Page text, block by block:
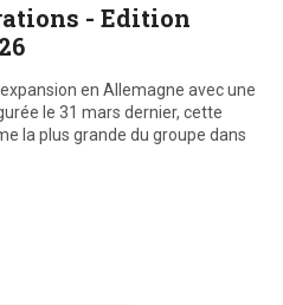
- Edition
en Allemagne avec une
le 31 mars dernier, cette
la plus grande du groupe dans